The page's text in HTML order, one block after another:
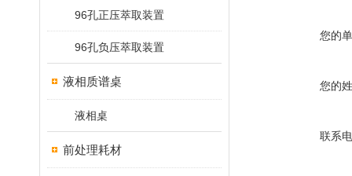
96孔正压萃取装置
96孔负压萃取装置
液相质谱桌
液相桌
前处理耗材
您的
您的
联系